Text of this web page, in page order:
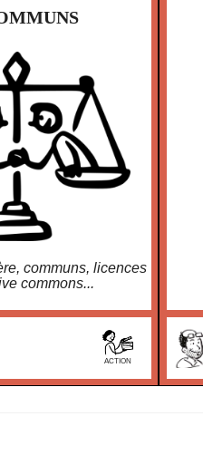
communs, licences
commons...
ACTION